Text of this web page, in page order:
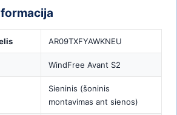
AR09TXFYAWKNEU
WindFree Avant S2
Sieninis (šoninis
montavimas ant sienos)